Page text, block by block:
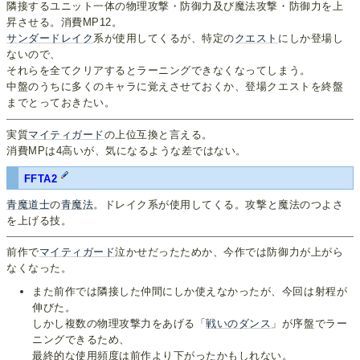
隣接するユニット一体の物理攻撃・防御力及び魔法攻撃・防御力を上
昇させる。消費MP12。
サンダードレイク 系が使用してくるが、特定のクエスト にしか登場し
ないので、
それらを全てクリアするとラーニングできなくなってしまう。
中盤のうちに多くのキャラに覚えさせておくか、登場クエストを終盤
までとっておきたい。
実質マイティガードの上位互換と言える。
消費MPは4高いが、気になるような差ではない。
FFTA2
青魔道士の青魔法。ドレイク系が使用してくる。攻撃と魔法のつよさ
を上げる技。
前作でマイティガード泣かせだったためか、今作では防御力が上がら
なくなった。
また前作では隣接した仲間にしか使えなかったが、今回は射程が
伸びた。
しかし複数の物理攻撃力をあげる「戦いのダンス 」が序盤でラー
ニングできるため、
最終的な使用頻度は前作より下がったかもしれない。